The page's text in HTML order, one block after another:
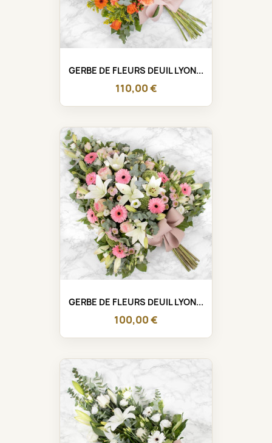
GERBE DE FLEURS DEUIL LYON...
110,00 €
GERBE DE FLEURS DEUIL LYON...
100,00 €